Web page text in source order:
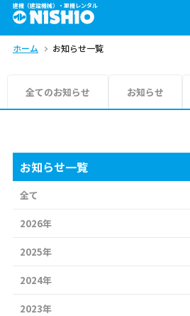
建機（建設機械）・重機レンタル
商品一覧
問合せ依頼リスト
エリア情報を見る
中部 関西
ホーム お知らせ一覧
全てのお知らせ お知らせ
お知らせ一覧
全て
2026年
2025年
2024年
2023年